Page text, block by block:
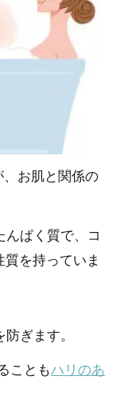
、お肌と関係の
んぱく質で、コ
を持っていま
ぎます。
こともハリのあ